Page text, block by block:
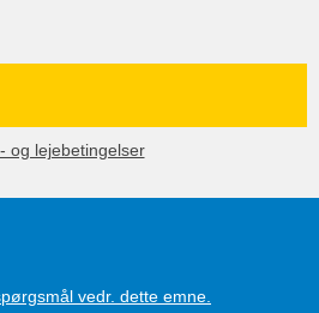
og lejebetingelser
vedr. dette emne.